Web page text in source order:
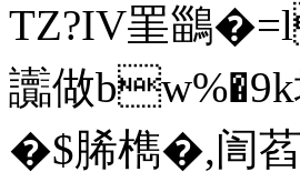
TZ?IV罣鶅
讟做
�$脪檇�,訚萏